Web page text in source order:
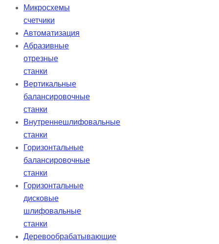
Микросхемы
счетчики
Автоматизация
Абразивные
отрезные
станки
Вертикальные
балансировочные
станки
Внутреннешлифовальные
станки
Горизонтальные
балансировочные
станки
Горизонтальные
дисковые
шлифовальные
станки
Деревообрабатывающие